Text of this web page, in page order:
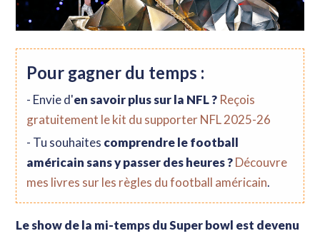
Pour gagner du temps :
- Envie d'en savoir plus sur la NFL ? Reçois
gratuitement le kit du supporter NFL 2025-26
- Tu souhaites comprendre le football
américain sans y passer des heures ?Découvre
mes livres sur les règles du football américain.
Le show de la mi-temps du Super bowl est devenu